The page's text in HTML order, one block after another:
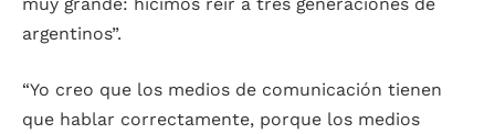
argentinos”.
“Yo creo que los medios de comunicación tienen
que hablar correctamente, porque los medios